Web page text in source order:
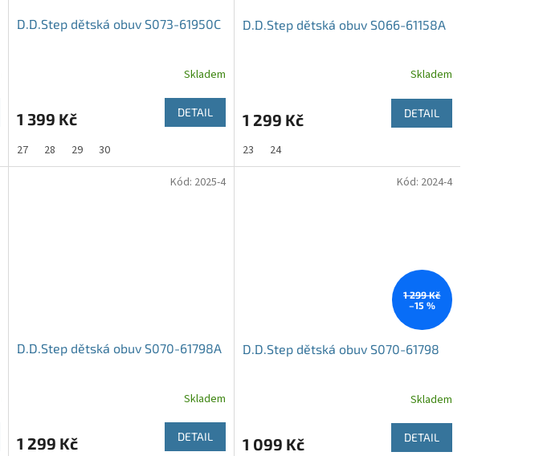
D.D.Step dětská obuv S073-61950C
Skladem
1 399 Kč DETAIL
27 28 29 30
D.D.Step dětská obuv S066-61158A
Skladem
1 299 Kč DETAIL
23 24
D.D.Step dětská obuv S070-61798A
Skladem
1 299 Kč DETAIL
Kód: 2025-4
1 299 Kč
–15 %
D.D.Step dětská obuv S070-61798
Skladem
1 099 Kč DETAIL
Kód: 2024-4